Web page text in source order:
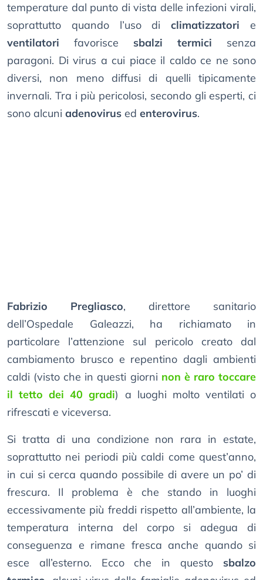
temperature dal punto di vista delle infezioni virali,
soprattutto quando l’uso diclimatizzatori e
ventilatori favorisce sbalzi termici senza
paragoni. Di virus a cui piace il caldo ce ne sono
diversi, non meno diffusi di quelli tipicamente
invernali. Tra i più pericolosi, secondo gli esperti, ci
sono alcuni adenovirus ed enterovirus.
Fabrizio Pregliasco, direttore sanitario
dell’Ospedale Galeazzi, ha richiamato in
particolare l’attenzione sul pericolo creato dal
cambiamento brusco e repentino dagli ambienti
caldi (visto che in questi giorni non è raro toccare
il tetto dei 40 gradi) a luoghi molto ventilati o
rifrescati e viceversa.
Si tratta di una condizione non rara in estate,
soprattutto nei periodi più caldi come quest’anno,
in cui si cerca quando possibile di avere un po’ di
frescura. Il problema è che stando in luoghi
eccessivamente più freddi rispetto all’ambiente, la
temperatura interna del corpo si adegua di
conseguenza e rimane fresca anche quando si
esce all’esterno. Ecco che in questo sbalzo